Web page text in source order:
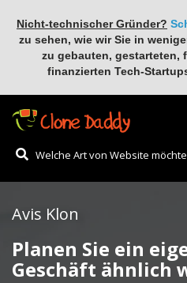
Nicht-technischer Gründer?
zu sehen, wie wir Sie in
zu gebauten, gestarteten,
finanzierten Tech-
Avis Klon
Planen Sie ein
Geschäft ähnlich